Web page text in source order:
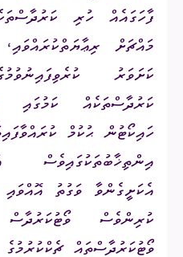
ފާހަގައެއް ހުރި
މައްޗަށް
ކަށަވަރު
ކަރުދާސްތަކެއް ކަމުގައި
ހައިކޯޓުން ޙުކުމް
އިންތިޚާބުތަކުގައިވެސް
އެކަށީގެންވާ ވަގުތު
ކުރިންވެސް
ވޯޓުކަރުދާސްތައް